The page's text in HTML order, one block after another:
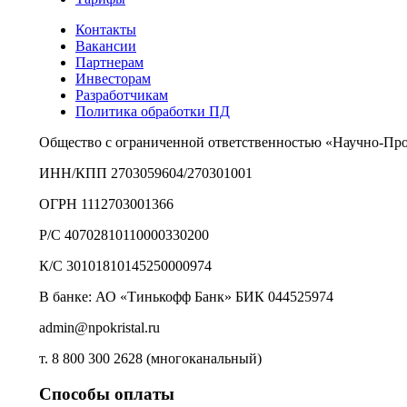
Контакты
Вакансии
Партнерам
Инвесторам
Разработчикам
Политика обработки ПД
Общество с ограниченной ответственностью «Научно-
ИНН/КПП 2703059604/270301001
ОГРН 1112703001366
Р/С 40702810110000330200
К/С 30101810145250000974
В банке: АО «Тинькофф Банк» БИК 044525974
admin@npokristal.ru
т. 8 800 300 2628 (многоканальный)
Способы оплаты